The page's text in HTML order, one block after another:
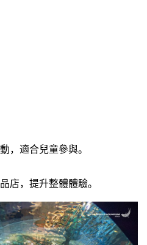
，適合兒童參與。
店，提升整體體驗。